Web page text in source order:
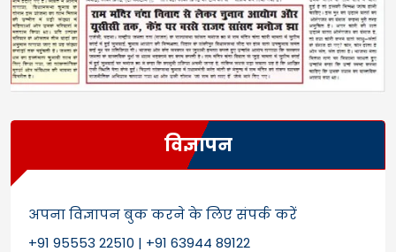
विज्ञापन
अपना विज्ञापन बुक करने के लिए संपर्क करें
+91 95553 22510 | +91 63944 89122